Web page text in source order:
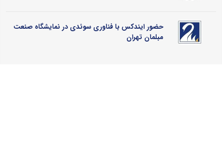
حضور ایندکس با فناوری سوئدی در نمایشگاه صنعت
مبلمان تهران